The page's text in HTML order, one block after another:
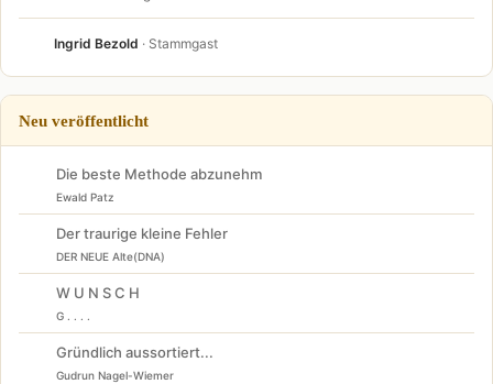
Ingrid Bezold · Stammgast
Neu veröffentlicht
Die beste Methode abzunehm
Ewald Patz
Der traurige kleine Fehler
DER NEUE Alte(DNA)
W U N S C H
G . . . .
Gründlich aussortiert...
Gudrun Nagel-Wiemer